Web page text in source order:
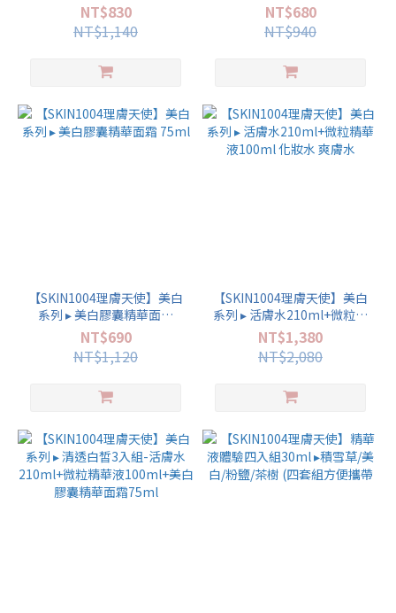
NT$830
NT$1,140
NT$680
NT$940
【SKIN1004理膚天使】美白
系列 ▸ 美白膠囊精華面霜
75ml
NT$690
NT$1,120
【SKIN1004理膚天使】美白
系列 ▸ 活膚水210ml+微粒精
華液100ml 化妝水 爽膚水
NT$1,380
NT$2,080